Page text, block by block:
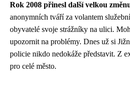
Rok 2008 přinesl další velkou
anonymních tváří za volantem
obyvatelé svoje strážníky na ulici.
upozornit na problémy. Dnes už si
policie nikdo nedokáže představit. Z
pro celé město.